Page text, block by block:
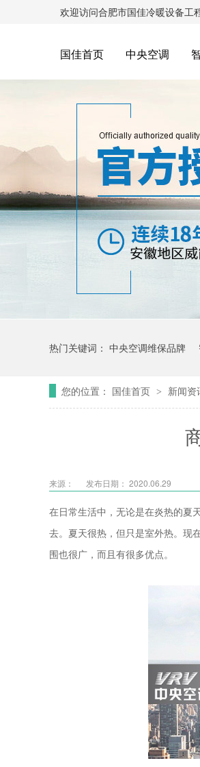
欢迎访问合肥市国佳冷暖设备工
国佳首页 中央空调
热门关键词： 中央空调维保品牌
您的位置： 国佳首页 > 新闻资
来源： 发布日期： 2020.06.29
在日常生活中，无论是在炎热的夏
去。夏天很热，但只是室外热。现
围也很广，而且有很多优点。